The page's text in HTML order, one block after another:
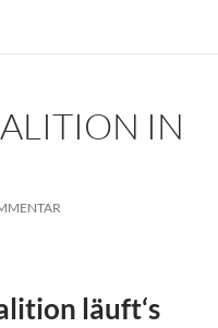
IN
läuft‘s